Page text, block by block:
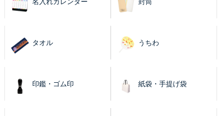
タオル うちわ
印鑑・ゴム印 紙袋・手提げ袋